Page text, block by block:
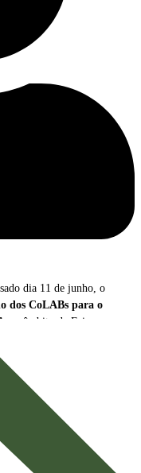
Nacional de Inovação,
de Acompanhamento do
da Ciência Viva, Ana
dia 11 de junho, o
dos CoLABs para o
, no âmbito da Feira
seis Laboratórios
nos setores agrícola e
FeedInov CoLAB,
.